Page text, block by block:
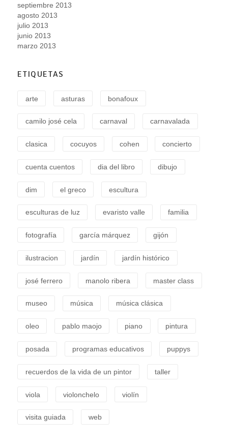
septiembre 2013
agosto 2013
julio 2013
junio 2013
marzo 2013
ETIQUETAS
arte asturas bonafoux
camilo josé cela carnaval carnavalada
clasica cocuyos cohen concierto
cuenta cuentos dia del libro dibujo
dim el greco escultura
esculturas de luz evaristo valle familia
fotografía garcía márquez gijón
ilustracion jardín jardín histórico
josé ferrero manolo ribera master class
museo música música clásica
oleo pablo maojo piano pintura
posada programas educativos puppys
recuerdos de la vida de un pintor taller
viola violonchelo violín
visita guiada web